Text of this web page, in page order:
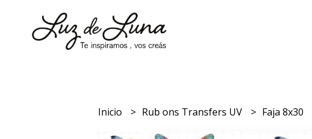
Inicio Rub ons Transfers UV Faja 8x30